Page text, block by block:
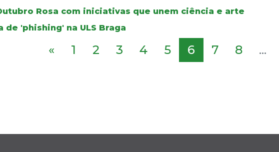
Rosa com iniciativas que unem ciência e arte
'phishing' na ULS Braga
« 1 2 3 4 5 6 7 8 ...